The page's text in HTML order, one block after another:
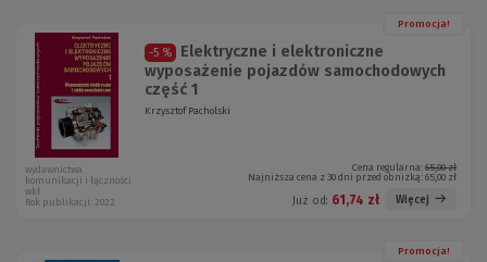
Promocja!
-5 %
Elektryczne i elektroniczne
wyposażenie pojazdów samochodowych
część 1
Krzysztof Pacholski
Cena regularna: 65,00 zł
Najniższa cena z 30 dni przed obniżką: 65,00 zł
Już od: 61,74 zł Więcej
wydawnictwa
komunikacji i łączności
wkł
Rok publikacji: 2022
Promocja!